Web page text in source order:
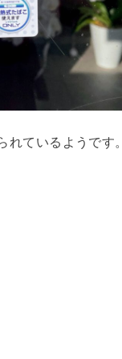
ているようです。